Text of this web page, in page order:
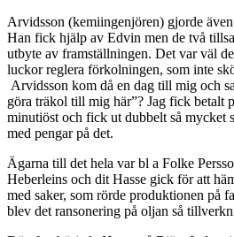
Arvidsson (kemiingenjören) gjorde
Han fick hjälp av Edvin men de två
utbyte av framställningen. Det var väl
luckor reglera förkolningen, som inte
Arvidsson kom då en dag till mig och
göra träkol till mig här”? Jag fick betalt
minutiöst och fick ut dubbelt så mycket
med pengar på det.
Ägarna till det hela var bl a Folke
Heberleins och dit Hasse gick för att
med saker, som rörde produktionen på
blev det ransonering på oljan så